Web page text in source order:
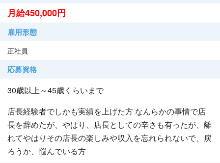
月給450,000円
雇用形態
正社員
応募資格
30歳以上～45歳くらいまで
店長経験者でしかも実績を上げた方 なんらかの事情で店
長を辞めたが、やはり、店長としての辛さも有ったが、離
れてやはりその店長の楽しみや収入を忘れられないで、戻
ろうか、悩んでいる方